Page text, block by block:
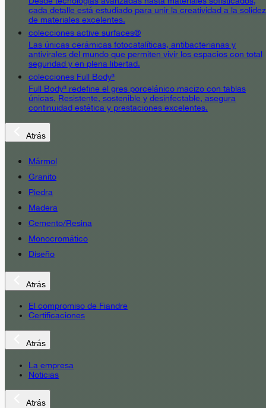
cada detalle está estudiado para unir la creatividad a la solidez
de materiales excelentes.
colecciones active surfaces®
Las únicas cerámicas fotocatalíticas, antibacterianas y
antivirales del mundo que permiten vivir los espacios con total
seguridad y en plena libertad.
colecciones Full Body³
Full Body³ redefine el gres porcelánico macizo con tablas
únicas. Resistente, sostenible y desinfectable, asegura
continuidad estética y prestaciones excelentes.
Atrás
Mármol
Granito
Piedra
Madera
Cemento/Resina
Monocromático
Diseño
Atrás
El compromiso de Fiandre
Certificaciones
Atrás
La empresa
Noticias
Atrás